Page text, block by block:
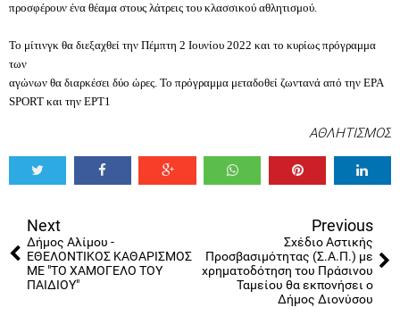
προσφέρουν ένα θέαμα στους λάτρεις του κλασσικού αθλητισμού.
Το μίτινγκ θα διεξαχθεί την Πέμπτη 2 Ιουνίου 2022 και το κυρίως πρόγραμμα
των
αγώνων θα διαρκέσει δύο ώρες. Το πρόγραμμα μεταδοθεί ζωντανά από την ΕΡΑ
SPORT και την ΕΡΤ1
ΑΘΛΗΤΙΣΜΟΣ
Next
Δήμος Αλίμου -
ΕΘΕΛΟΝΤΙΚΟΣ ΚΑΘΑΡΙΣΜΟΣ
ΜΕ "ΤΟ ΧΑΜΟΓΕΛΟ ΤΟΥ
ΠΑΙΔΙΟΥ"
Previous
Σχέδιο Αστικής
Προσβασιμότητας (Σ.Α.Π.) με
χρηματοδότηση του Πράσινου
Ταμείου θα εκπονήσει ο
Δήμος Διονύσου